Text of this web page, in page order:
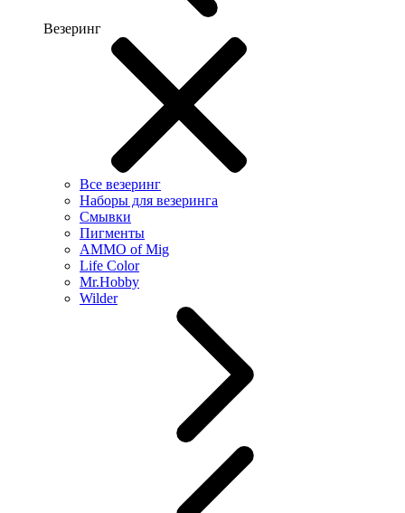
Везеринг
Все везеринг
Наборы для везеринга
Смывки
Пигменты
AMMO of Mig
Life Color
Mr.Hobby
Wilder